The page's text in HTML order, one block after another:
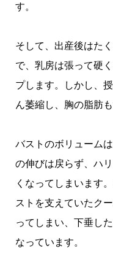
す。
そして、出産後はた
で、乳房は張って硬
プします。しかし、
ん萎縮し、胸の脂肪
バストのボリューム
の伸びは戻らず、ハ
くなってしまいます
ストを支えていたク
ってしまい、下垂し
なっています。